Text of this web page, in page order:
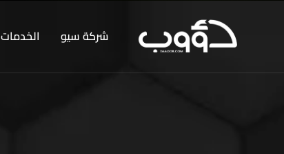
شركة سيو الخدمات